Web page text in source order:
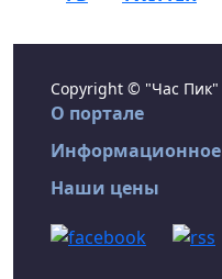
Copyright © "Час
О портале
Информационное
Наши цены